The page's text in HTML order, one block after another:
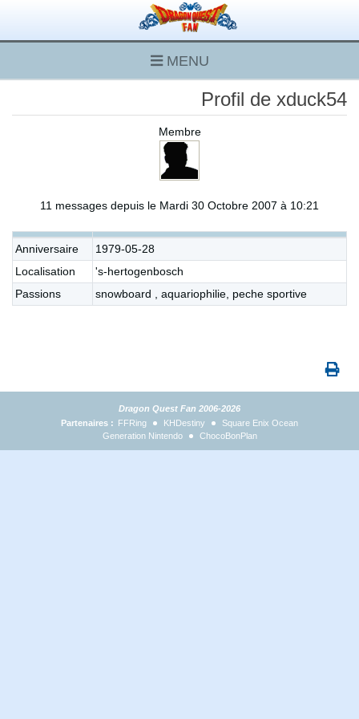
MENU
Profil de xduck54
Membre
11 messages depuis le Mardi 30 Octobre 2007 à 10:21
Anniversaire
1979-05-28
Localisation
's-hertogenbosch
Passions
snowboard , aquariophilie, peche sportive
Dragon Quest Fan 2006-2026
Partenaires : FFRing KHDestiny
Square Enix Ocean
Generation Nintendo
ChocoBonPlan